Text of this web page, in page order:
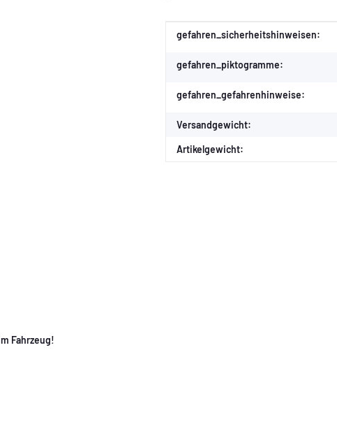
Fahrzeug!
Produkteigenschaft
Wert
gefahren_sicherheitshinweisen:
gefahren_piktogramme:
gefahren_gefahrenhinweise:
Versandgewicht:
Artikelgewicht: